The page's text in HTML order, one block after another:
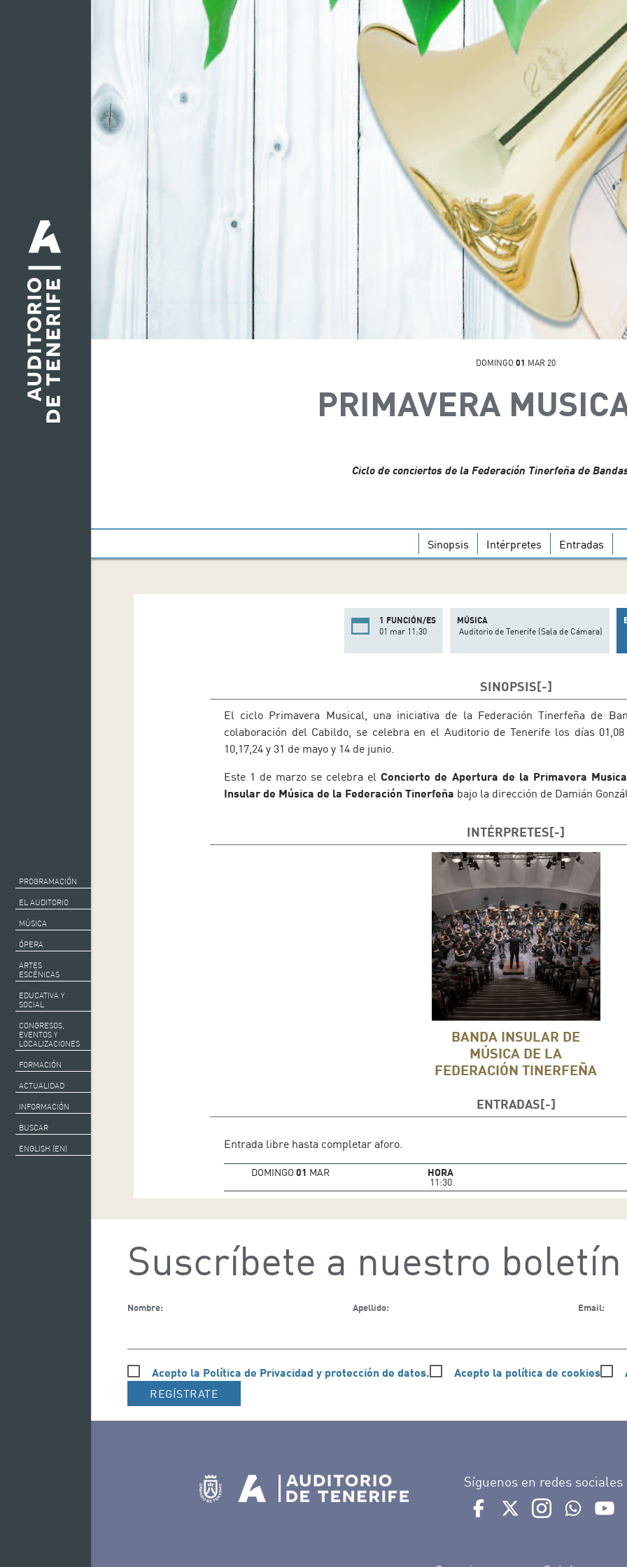
PROGRAMACIÓN
EL AUDITORIO
MÚSICA
ÓPERA
ARTES
ESCÉNICAS
EDUCATIVA Y
SOCIAL
CONGRESOS,
EVENTOS Y
LOCALIZACIONES
FORMACIÓN
ACTUALIDAD
INFORMACIÓN
BUSCAR
ENGLISH (EN)
DOMINGO 01 MAR 20
PRIMAVERA
Ciclo de conciertos de la Federación Tinerfeña de
Sinopsis Intérpretes Entradas
1 FUNCIÓN/ES
01 mar 11:30
MÚSICA
Auditorio de Tenerife (Sala de Cámara)
SINOPSIS
El ciclo Primavera Musical, una iniciativa de la Federación Tinerfeña de
colaboración del Cabildo, se celebra en el Auditorio de Tenerife los días
10,17,24 y 31 de mayo y 14 de junio.
Este 1 de marzo se celebra el Concierto de Apertura de la Primavera
Insular de Música de la Federación Tinerfeña bajo la dirección de Damián
INTÉRPRETES
BANDA INSULAR DE
MÚSICA DE LA
FEDERACIÓN TINERFEÑA
ENTRADAS
Entrada libre hasta completar aforo.
DOMINGO01 MAR
HORA
11:30
Suscríbete a nuestro boletín
Nombre: Apellido: Email:
Acepto la Política de Privacidad y protección de datos. Acepto la política de cookies
REGÍSTRATE
Síguenos en redes sociales
Ir a perfil de Auditorio de
Ir a perfil deIr a perfil de
Ir al